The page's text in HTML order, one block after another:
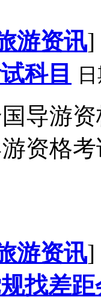
游资讯]
科目
导游
资格
游资讯]
找差距